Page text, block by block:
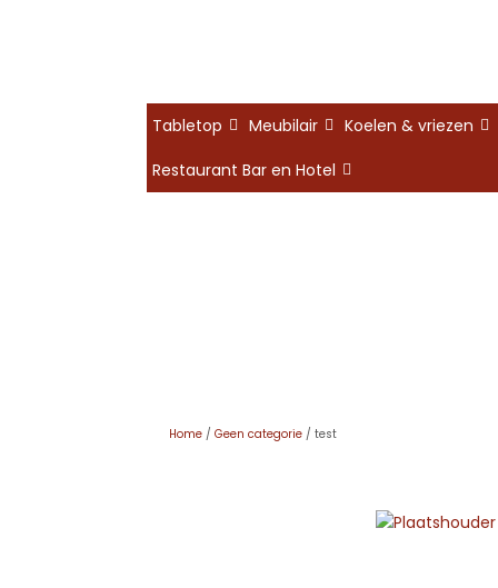
Tabletop Meubilair
Koelen & vriezen
Restaurant Bar en Hotel
Home / Geen categorie / test